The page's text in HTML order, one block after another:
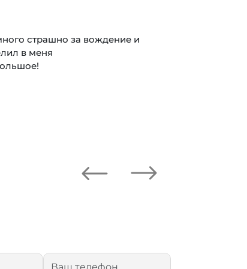
страшно за вождение и
в меня
Next